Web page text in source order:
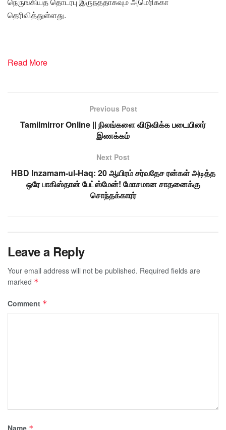
தெரிவித்துள்ளது.
Read More
Previous Post
Tamilmirror Online || நிலங்களை விடுவிக்க படையினர்
இணக்கம்
Next Post
HBD Inzamam-ul-Haq: 20 ஆயிரம் சர்வதேச ரன்கள் அடித்த
ஒரே பாகிஸ்தான் பேட்ஸ்மேன்! மோசமான சாதனைக்கு
சொந்தக்காரர்
Leave a Reply
Your email address will not be published. Required fields are
marked *
Comment *
Name